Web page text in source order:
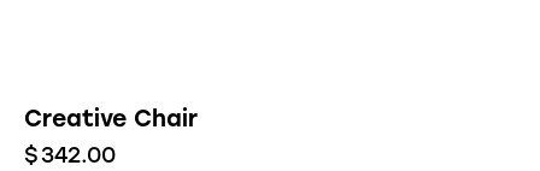
Creative Chair
$342.00